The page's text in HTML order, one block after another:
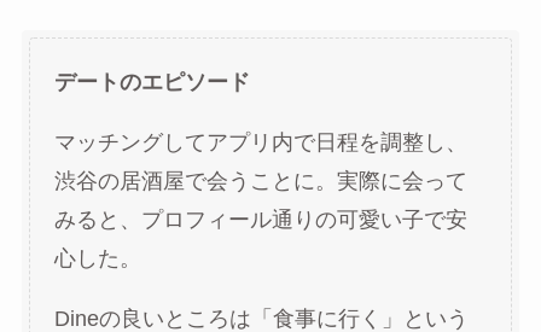
デートのエピソード
マッチングしてアプリ内で日程を調整し、
渋谷の居酒屋で会うことに。実際に会って
みると、プロフィール通りの可愛い子で安
心した。
Dineの良いところは「食事に行く」という